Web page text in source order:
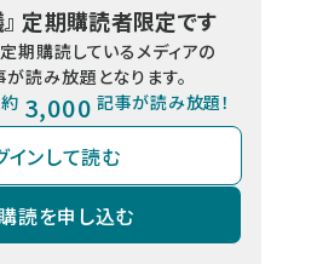
』 定期購読者限定です
期購読しているメディアの
読み放題となります。
3,000 記事が読み放題！
インして読む
読を申し込む